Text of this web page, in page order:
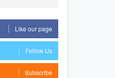
Like our page
Follow Us
Subscribe